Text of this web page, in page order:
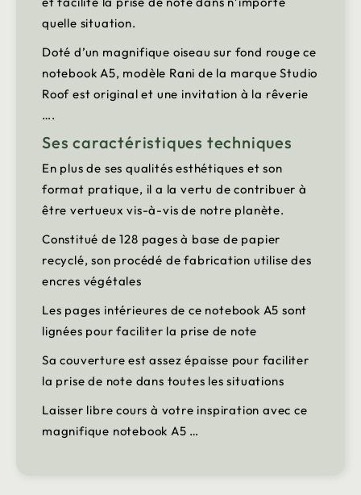
quelle situation.
Doté d’un magnifique oiseau sur fond rouge ce
notebook A5, modèle Rani de la marque Studio
Roof est original et une invitation à la rêverie
….
Ses caractéristiques techniques
En plus de ses qualités esthétiques et son
format pratique, il a la vertu de contribuer à
être vertueux vis-à-vis de notre planète.
Constitué de 128 pages à base de papier
recyclé, son procédé de fabrication utilise des
encres végétales
Les pages intérieures de ce notebook A5 sont
lignées pour faciliter la prise de note
Sa couverture est assez épaisse pour faciliter
la prise de note dans toutes les situations
Laisser libre cours à votre inspiration avec ce
magnifique notebook A5 …